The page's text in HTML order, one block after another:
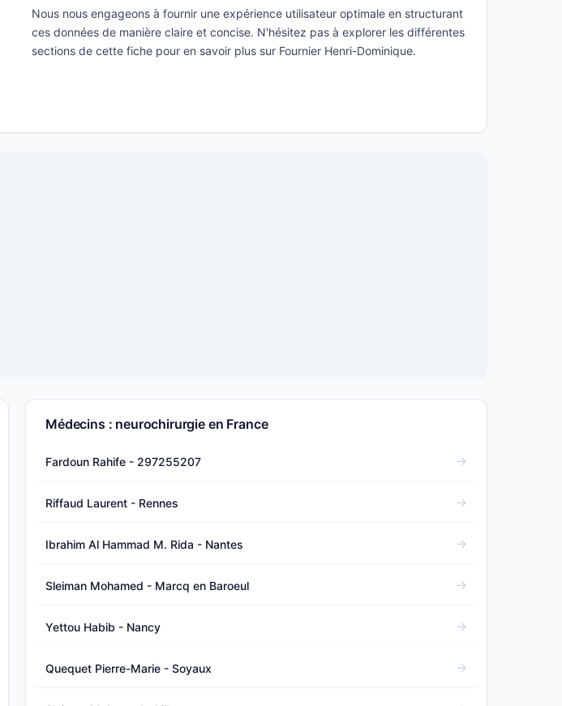
Nous nous engageons à fournir une expérience utilisateur optimale en structurant
ces données de manière claire et concise. N'hésitez pas à explorer les différentes
sections de cette fiche pour en savoir plus sur Fournier Henri-Dominique.
Médecins : neurochirurgie en France
Fardoun Rahife - 297255207
Riffaud Laurent - Rennes
Ibrahim Al Hammad M. Rida - Nantes
Sleiman Mohamed - Marcq en Baroeul
Yettou Habib - Nancy
Quequet Pierre-Marie - Soyaux